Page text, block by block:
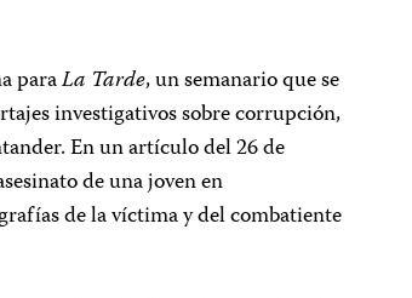
paraLa Tarde, un semanario que se
investigativos sobre corrupción,
En un artículo del 26 de
de una joven en
de la víctima y del combatiente